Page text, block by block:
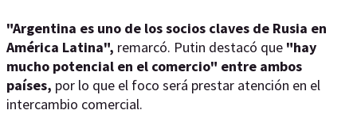
"Argentina es uno de los socios claves de Rusia en
América Latina", remarcó. Putin destacó que "hay
mucho potencial en el comercio" entre ambos
países, por lo que el foco será prestar atención en el
intercambio comercial.